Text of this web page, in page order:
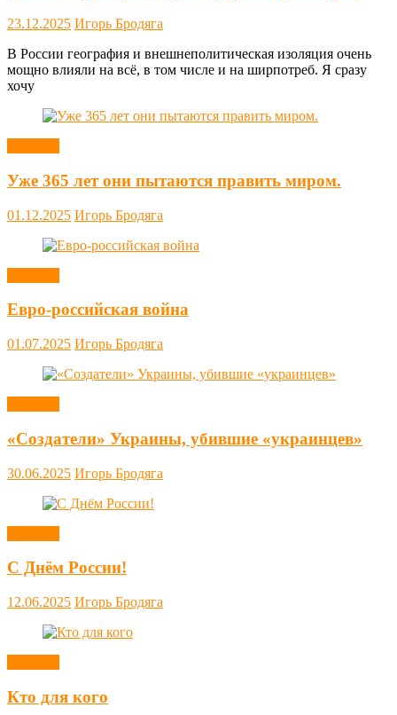
23.12.2025 Игорь Бродяга
В России география и внешнеполитическая изоляция очень
мощно влияли на всё, в том числе и на ширпотреб. Я сразу
хочу
Уже 365 лет они пытаются править миром.
01.12.2025 Игорь Бродяга
Евро-российская война
01.07.2025 Игорь Бродяга
«Создатели» Украины, убившие «украинцев»
30.06.2025 Игорь Бродяга
С Днём России!
12.06.2025 Игорь Бродяга
Кто для кого